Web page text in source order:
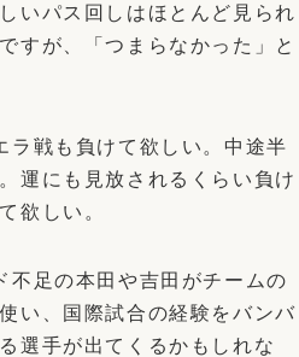
いパス回しはほとんど見られ
すが、「つまらなかった」と
ラ戦も負けて欲しい。中途半
運にも見放されるくらい負け
欲しい。
不足の本田や吉田がチームの
い、国際試合の経験をバンバ
選手が出てくるかもしれな